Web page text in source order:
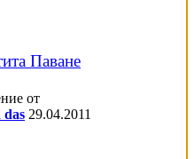
Паване
от
das 29.04.2011